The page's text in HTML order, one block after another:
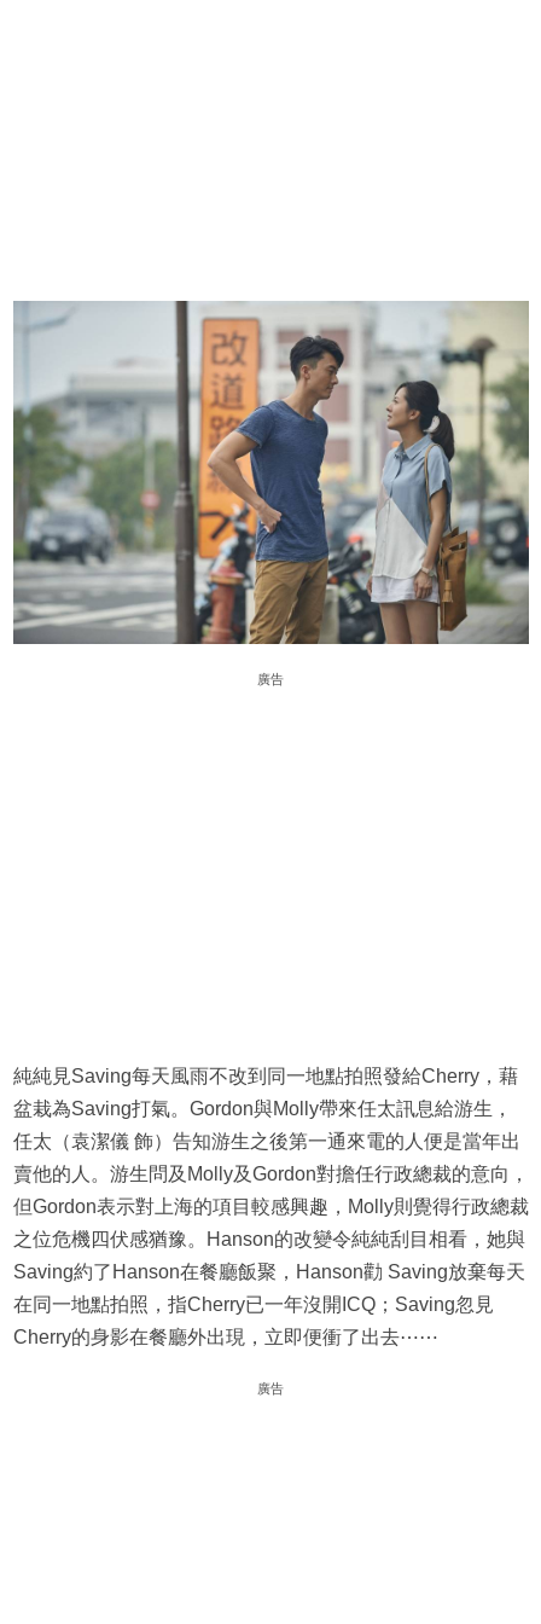
廣告
純純見Saving每天風雨不改到同一地點拍照發給Cherry，藉
盆栽為Saving打氣。Gordon與Molly帶來任太訊息給游生，
任太（袁潔儀 飾）告知游生之後第一通來電的人便是當年出
賣他的人。游生問及Molly及Gordon對擔任行政總裁的意向，
但Gordon表示對上海的項目較感興趣，Molly則覺得行政總裁
之位危機四伏感猶豫。Hanson的改變令純純刮目相看，她與
Saving約了Hanson在餐廳飯聚，Hanson勸 Saving放棄每天
在同一地點拍照，指Cherry已一年沒開ICQ；Saving忽見
Cherry的身影在餐廳外出現，立即便衝了出去⋯⋯
廣告